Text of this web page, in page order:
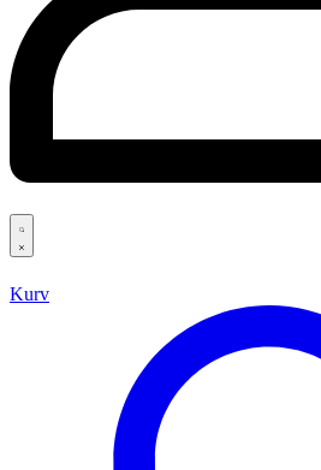
Search
Kurv